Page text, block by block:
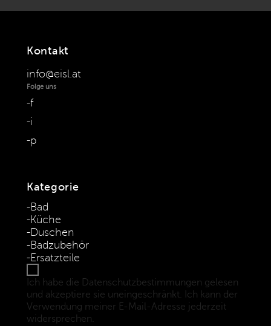
Kontakt
info@eisl.at
Folge uns
f
i
p
Kategorie
Bad
Küche
Duschen
Badzubehör
Ersatzteile
Ich habe die Datenschutzbestimmungen gelesen
und akzeptiere sie uneingeschränkt. Ich kann der
Verwendung meiner E-Mail-Adresse jederzeit
widersprechen.